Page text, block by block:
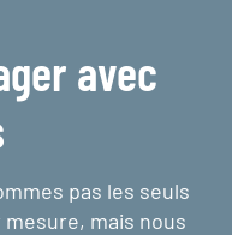
avec
pas les seuls
mesure, mais nous